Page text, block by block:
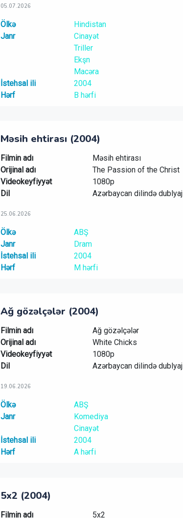
05.07.2026
Ölkə
Hindistan
Janr
Cinayət
Triller
Ekşn
Macəra
İstehsal ili
2004
Hərf
B hərfi
Məsih ehtirası (2004)
Filmin adı
Məsih ehtirası
Orijinal adı
The Passion of the Christ
Videokeyfiyyət
1080p
Dil
Azərbaycan dilində dublyaj
25.06.2026
Ölkə
ABŞ
Janr
Dram
İstehsal ili
2004
Hərf
M hərfi
Ağ gözəlçələr (2004)
Filmin adı
Ağ gözəlçələr
Orijinal adı
White Chicks
Videokeyfiyyət
1080p
Dil
Azərbaycan dilində dublyaj
19.06.2026
Ölkə
ABŞ
Janr
Komediya
Cinayət
İstehsal ili
2004
Hərf
A hərfi
5x2 (2004)
Filmin adı 5x2